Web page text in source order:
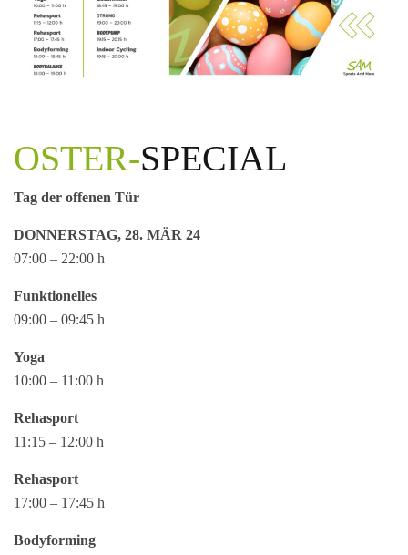
OSTER-SPECIAL
Tag der offenen Tür
DONNERSTAG, 28. MÄR 24
07:00 – 22:00 h
Funktionelles
09:00 – 09:45 h
Yoga
10:00 – 11:00 h
Rehasport
11:15 – 12:00 h
Rehasport
17:00 – 17:45 h
Bodyforming